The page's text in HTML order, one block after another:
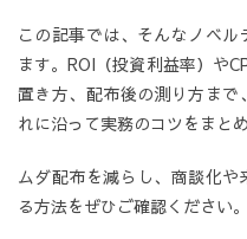
この記事では、そんなノベ
ます。ROI（投資利益率）や
置き方、配布後の測り方ま
れに沿って実務のコツをまとめ
ムダ配布を減らし、商談化
る方法をぜひご確認ください。